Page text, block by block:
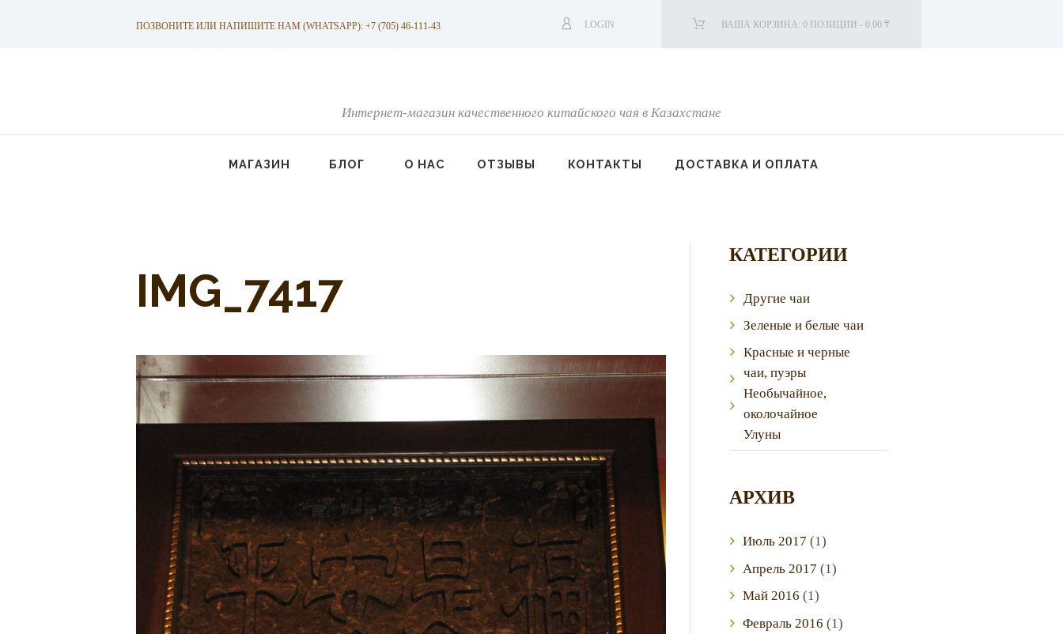
ПОЗВОНИТЕ ИЛИ НАПИШИТЕ НАМ (WHATSAPP): +7 (705) 46-111-43 LOGIN ВАША КОРЗИНА: 0 ПОЗИЦИИ - 0.00 ₸
Интернет-магазин качественного китайского чая в Казахстане
МАГАЗИН БЛОГ О НАС ОТЗЫВЫ КОНТАКТЫ ДОСТАВКА И ОПЛАТА
IMG_7417
main
КАТЕГОРИИ
Другие чаи
Зеленые и белые чаи
Красные и черные
чаи, пуэры
Необычайное,
околочайное
Улуны
АРХИВ
Июль 2017 (1)
Апрель 2017 (1)
Май 2016 (1)
Февраль 2016 (1)